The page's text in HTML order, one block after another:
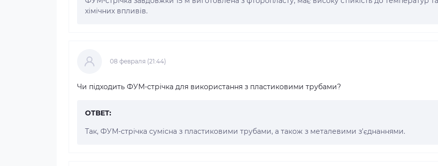
хімічних впливів.
08 февраля (21:44)
Чи підходить ФУМ-стрічка для використання з пластиковими трубами?
ОТВЕТ:
Так, ФУМ-стрічка сумісна з пластиковими трубами, а також з металевими з'єднаннями.